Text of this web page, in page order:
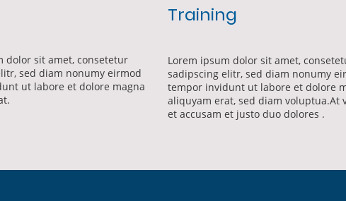
dolor sit amet, consetetur
sed diam nonumy eirmod
ut labore et dolore magna
Training
Lorem ipsum dolor sit amet,
sadipscing elitr, sed diam nonumy
tempor invidunt ut labore et dolore
aliquyam erat, sed diam voluptua.At
et accusam et justo duo dolores .